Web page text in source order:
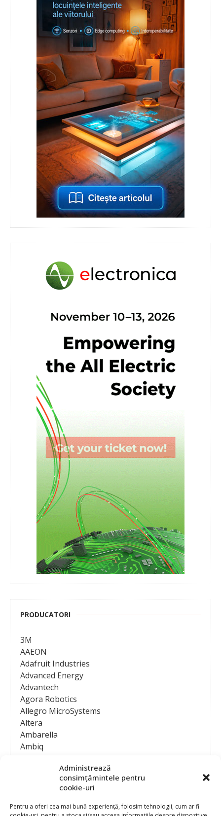
Administrează
consimțămintele pentru
cookie-uri
Pentru a oferi cea mai bună experiență, folosim tehnologii, cum ar fi
PRODUCATORI
3M
AAEON
Adafruit Industries
Advanced Energy
Advantech
Agora Robotics
Allegro MicroSystems
Altera
Ambarella
Ambiq
Analog Devices
Anritsu Corporation
Ansys